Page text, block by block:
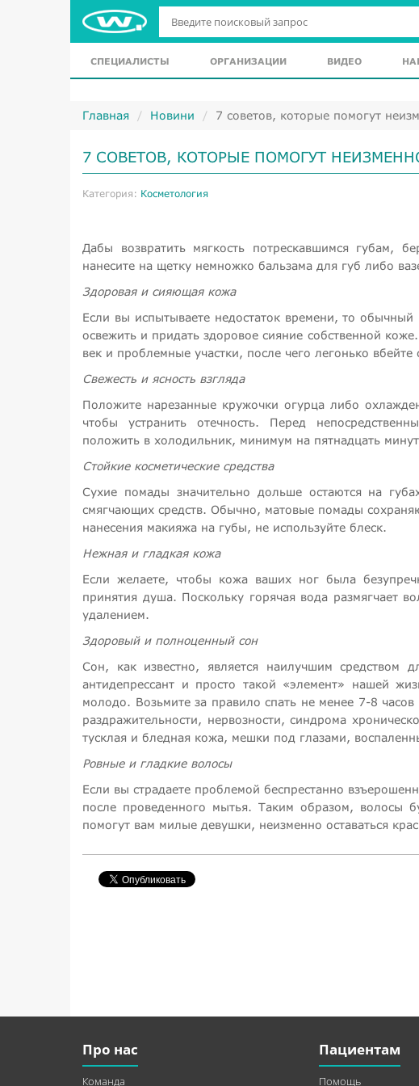
СПЕЦИАЛИСТЫ ОРГАНИЗАЦИИ ВИДЕО
Главная Новини ​7 советов, которые помогут
​7 СОВЕТОВ, КОТОРЫЕ ПОМОГУТ
Категория: Косметология
Дабы возвратить мягкость потрескавшимся губам,
нанесите на щетку немножко бальзама для губ либо
Здоровая и сияющая кожа
Если вы испытываете недостаток времени, то
освежить и придать здоровое сияние собственной
век и проблемные участки, после чего легонько
Свежесть и ясность взгляда
Положите нарезанные кружочки огурца либо
чтобы устранить отечность. Перед
положить в холодильник, минимум на пятнадцать
Стойкие косметические средства
Сухие помады значительно дольше остаются на
смягчающих средств. Обычно, матовые помады
нанесения макияжа на губы, не используйте блеск.
Нежная и гладкая кожа
Если желаете, чтобы кожа ваших ног была
принятия душа. Поскольку горячая вода размягчает
удалением.
Здоровый и полноценный сон
Сон, как известно, является наилучшим средством
антидепрессант и просто такой «элемент» нашей
молодо. Возьмите за правило спать не менее 7-8
раздражительности, нервозности, синдрома
тусклая и бледная кожа, мешки под глазами,
Ровные и гладкие волосы
Если вы страдаете проблемой беспрестанно
после проведенного мытья. Таким образом, волосы
помогут вам милые девушки, неизменно оставаться
Про нас
Команда
Пациентам
Помощь